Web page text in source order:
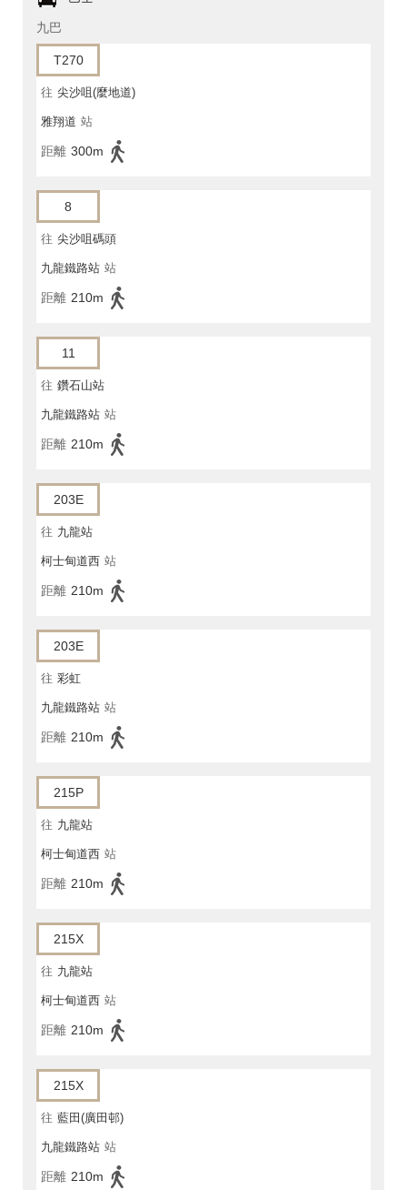
九巴
T270
往 尖沙咀(麼地道)
雅翔道 站
距離 300m
8
往 尖沙咀碼頭
九龍鐵路站 站
距離 210m
11
往 鑽石山站
九龍鐵路站 站
距離 210m
203E
往 九龍站
柯士甸道西 站
距離 210m
203E
往 彩虹
九龍鐵路站 站
距離 210m
215P
往 九龍站
柯士甸道西 站
距離 210m
215X
往 九龍站
柯士甸道西 站
距離 210m
215X
往 藍田(廣田邨)
九龍鐵路站 站
距離 210m